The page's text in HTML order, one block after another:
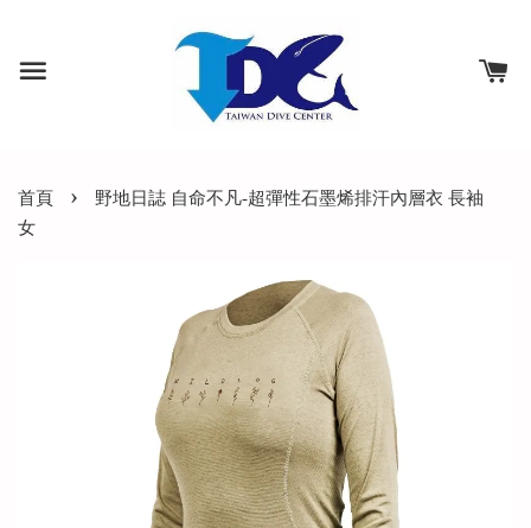
首頁 ›
野地日誌 自命不凡-超彈性石墨烯排汗內層衣 長袖
女